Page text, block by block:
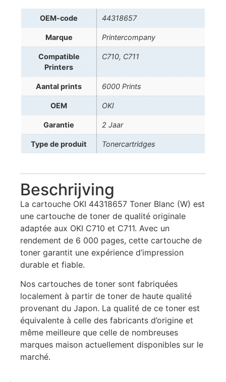
OEM-code 44318657
Marque Printercompany
Compatible
Printers
C710, C711
Aantal prints 6000 Prints
OEM OKI
Garantie 2 Jaar
Type de produit Tonercartridges
Beschrijving
La cartouche OKI 44318657 Toner Blanc (W) est
une cartouche de toner de qualité originale
adaptée aux OKI C710 et C711. Avec un
rendement de 6 000 pages, cette cartouche de
toner garantit une expérience d’impression
durable et fiable.
Nos cartouches de toner sont fabriquées
localement à partir de toner de haute qualité
provenant du Japon. La qualité de ce toner est
équivalente à celle des fabricants d’origine et
même meilleure que celle de nombreuses
marques maison actuellement disponibles sur le
marché.